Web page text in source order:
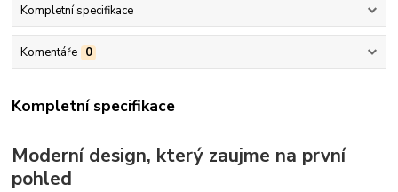
Kompletní specifikace
Komentáře 0
Kompletní specifikace
Moderní design, který zaujme na první
pohled